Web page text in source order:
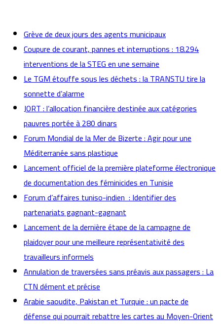
Grève de deux jours des agents municipaux
Coupure de courant, pannes et interruptions : 18.294
interventions de la STEG en une semaine
Le TGM étouffe sous les déchets : la TRANSTU tire la
sonnette d’alarme
JORT : l’allocation financière destinée aux catégories
pauvres portée à 280 dinars
Forum Mondial de la Mer de Bizerte : Agir pour une
Méditerranée sans plastique
Lancement officiel de la première plateforme électronique
de documentation des féminicides en Tunisie
Forum d’affaires tuniso-indien : Identifier des
partenariats gagnant-gagnant
Lancement de la dernière étape de la campagne de
plaidoyer pour une meilleure représentativité des
travailleurs informels
Annulation de traversées sans préavis aux passagers : La
CTN dément et précise
Arabie saoudite, Pakistan et Turquie : un pacte de
défense qui pourrait rebattre les cartes au Moyen-Orient